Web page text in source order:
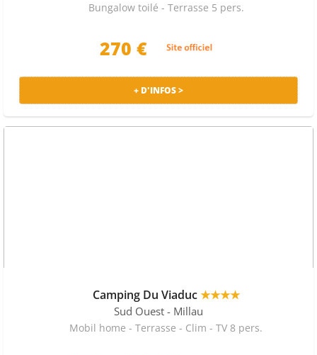
Bungalow toilé - Terrasse 5 pers.
270 €
+ D'INFOS >
Camping Du Viaduc★★★★
Sud Ouest - Millau
Mobil home - Terrasse - Clim - TV 8 pers.